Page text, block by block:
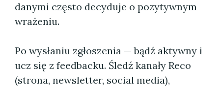
danymi często decyduje o pozytywnym
wrażeniu.
Po wysłaniu zgłoszenia — bądź aktywny i
ucz się z feedbacku. Śledź kanały Reco
(strona, newsletter, social media),